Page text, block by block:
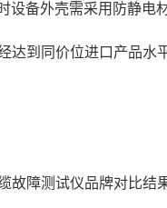
备外壳需采用防静电
到同价位进口产品水
障测试仪品牌对比结